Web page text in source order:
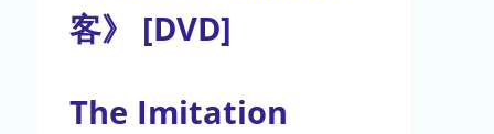
客》 [DVD]
The Imitation